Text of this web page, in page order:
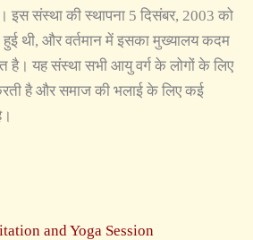
संस्था की स्थापना 5 दिसंबर, 2003 को
हुई थी, और वर्तमान में इसका मुख्यालय कदम
है। यह संस्था सभी आयु वर्ग के लोगों के लिए
है और समाज की भलाई के लिए कई
and Yoga Session